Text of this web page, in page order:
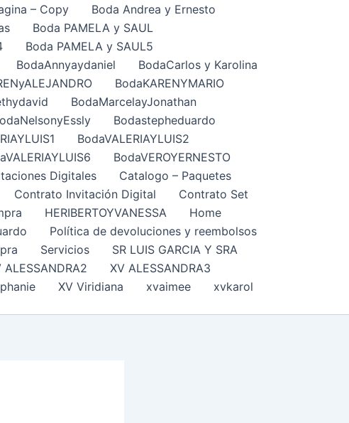
– Copy
Boda Andrea y Ernesto
Boda PAMELA y SAUL
Boda PAMELA y SAUL5
BodaAnnyaydaniel
BodaCarlos y Karolina
BodaKARENYMARIO
BodaMarcelayJonathan
Bodastepheduardo
BodaVALERIAYLUIS2
BodaVEROYERNESTO
Digitales
Catalogo – Paquetes
Contrato Invitación Digital
Contrato Set
HERIBERTOYVANESSA
Home
Política de devoluciones y reembolsos
Servicios
SR LUIS GARCIA Y SRA
ALESSANDRA2
XV ALESSANDRA3
XV Viridiana xvaimee
xvkarol